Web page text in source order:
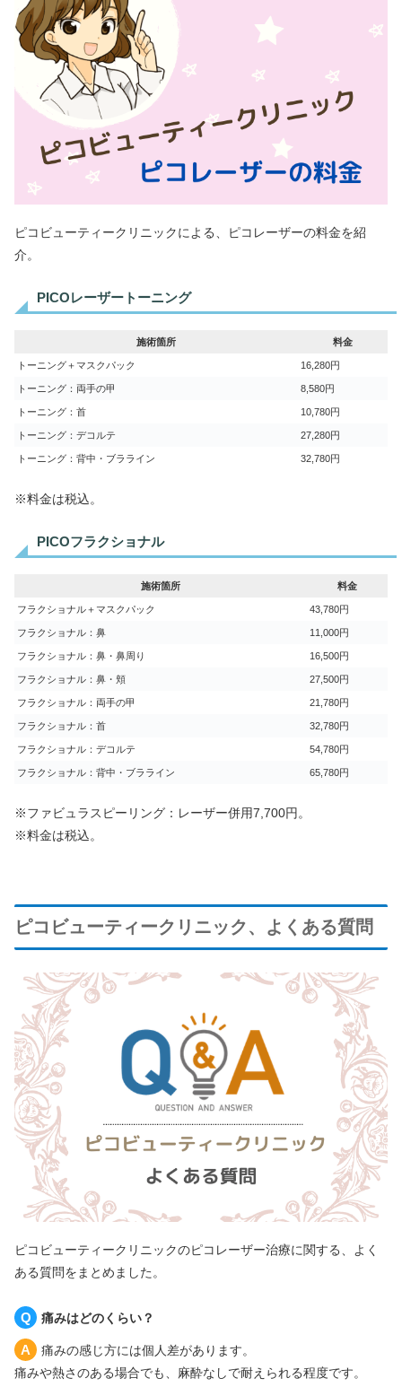
ピコビューティークリニックによる、ピコレーザーの料金を紹
介。
PICOレーザートーニング
施術箇所 料金
トーニング＋マスクパック 16,280円
トーニング：両手の甲 8,580円
トーニング：首 10,780円
トーニング：デコルテ 27,280円
トーニング：背中・ブラライン 32,780円
※料金は税込。
PICOフラクショナル
施術箇所 料金
フラクショナル＋マスクパック 43,780円
フラクショナル：鼻 11,000円
フラクショナル：鼻・鼻周り 16,500円
フラクショナル：鼻・頬 27,500円
フラクショナル：両手の甲 21,780円
フラクショナル：首 32,780円
フラクショナル：デコルテ 54,780円
フラクショナル：背中・ブラライン 65,780円
※ファビュラスピーリング：レーザー併用7,700円。
※料金は税込。
ピコビューティークリニック、よくある質問
ピコビューティークリニックのピコレーザー治療に関する、よく
ある質問をまとめました。
痛みはどのくらい？
痛みの感じ方には個人差があります。
痛みや熱さのある場合でも、麻酔なしで耐えられる程度です。